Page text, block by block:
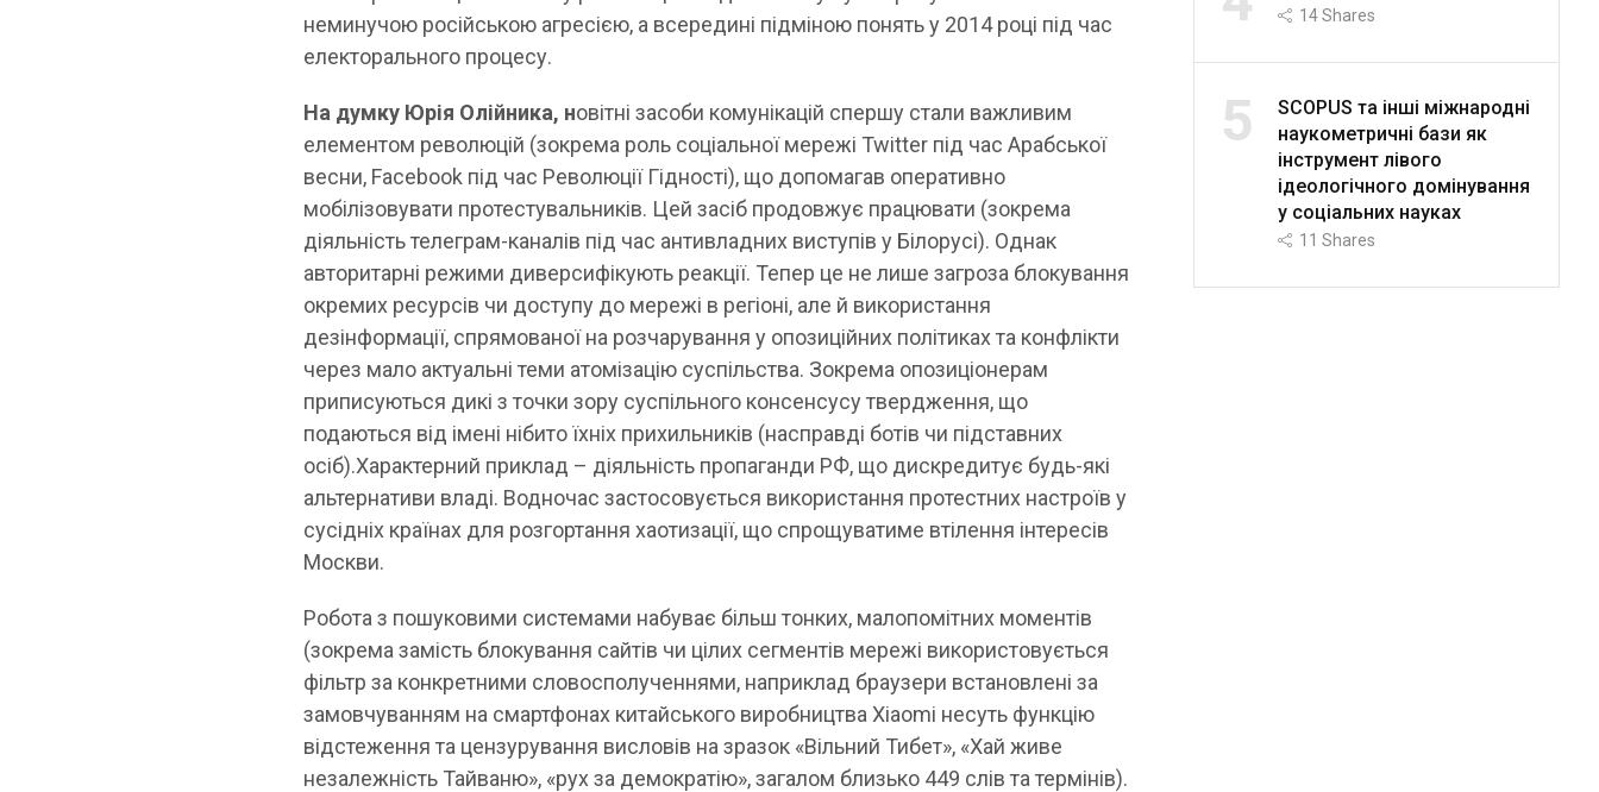
неминучою російською агресією, а всередині підміною понять у 2014 році під час
електорального процесу.
На думку Юрія Олійника, новітні засоби комунікацій спершу стали важливим
елементом революцій (зокрема роль соціальної мережі Twitter під час Арабської
весни, Facebook під час Революції Гідності), що допомагав оперативно
мобілізовувати протестувальників. Цей засіб продовжує працювати (зокрема
діяльність телеграм-каналів під час антивладних виступів у Білорусі). Однак
авторитарні режими диверсифікують реакції. Тепер це не лише загроза блокування
окремих ресурсів чи доступу до мережі в регіоні, але й використання
дезінформації, спрямованої на розчарування у опозиційних політиках та конфлікти
через мало актуальні теми атомізацію суспільства. Зокрема опозиціонерам
приписуються дикі з точки зору суспільного консенсусу твердження, що
подаються від імені нібито їхніх прихильників (насправді ботів чи підставних
осіб).Характерний приклад – діяльність пропаганди РФ, що дискредитує будь-які
альтернативи владі. Водночас застосовується використання протестних настроїв у
сусідніх країнах для розгортання хаотизації, що спрощуватиме втілення інтересів
Москви.
Робота з пошуковими системами набуває більш тонких, малопомітних моментів
(зокрема замість блокування сайтів чи цілих сегментів мережі використовується
фільтр за конкретними словосполученнями, наприклад браузери встановлені за
замовчуванням на смартфонах китайського виробництва Xiaomi несуть функцію
відстеження та цензурування висловів на зразок «Вільний Тибет», «Хай живе
незалежність Тайваню», «рух за демократію», загалом близько 449 слів та термінів).
14Shares
5
SCOPUS та інші міжнародні
наукометричні бази як
інструмент лівого
ідеологічного домінування
у соціальних науках
11 Shares